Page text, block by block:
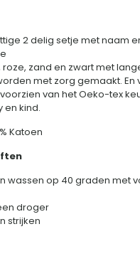
2 delig setje met naam
roze, zand en zwart met
met zorg gemaakt.
van het Oeko-tex
en kind.
Katoen
wassen op 40 graden met
droger
strijken